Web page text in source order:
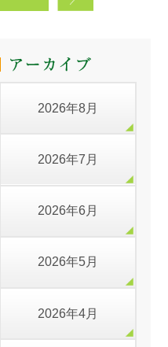
2026年8月
2026年7月
2026年6月
2026年5月
2026年4月